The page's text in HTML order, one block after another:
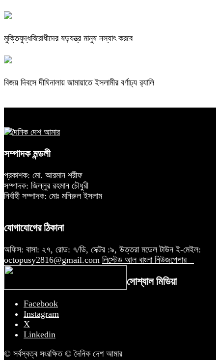
মুক্তিযুদ্ধবিরোধীদের ষড়যন্ত্র মানুষ নস্যাৎ করবে
বিজয় দিবসে দীঘিনালায় জামায়াতে ইসলামীর বর্ণাঢ্য র‍্যালি
সম্পাদক মন্ডলী
প্রকাশক: মো. আরমান শরীফ
সম্পাদক: জিল্লুর রহমান চৌধুরী
নির্বাহী সম্পাদক: মোঃ মনিরুল ইসলাম
যোগাযোগের ঠিকানা
অফিস: বাসা: ২৭, রোড: ৭/ডি, সেক্টর :৯, উত্তরা মডেল টাউন ই-মেইল:
octopusy2816@gmail.com লিস্টেড আল বাংলা নিউজপেপার
সোশ্যাল মিডিয়া
Facebook
Instagram
X
Linkedin
© সর্বস্বত্ব সংরক্ষিত © দৈনিক দেশ আমার